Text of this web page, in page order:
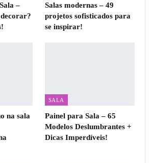
–
Salas modernas – 49
projetos sofisticados para
se inspirar!
na sala
SALA
Painel para Sala – 65
Modelos Deslumbrantes +
Dicas Imperdíveis!